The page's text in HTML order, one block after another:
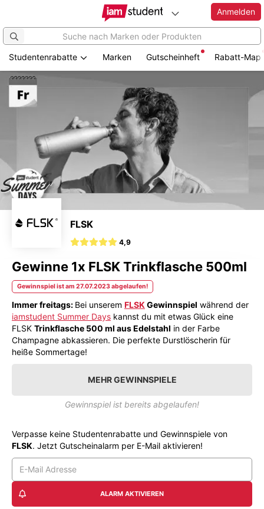
Zum
Hauptinhalt
springen
Anmelden
Studentenrabatte Marken Gutscheinheft Rabatt-Map
FLSK
4,9
Gewinne 1x FLSK Trinkflasche 500ml
Gewinnspiel ist am 27.07.2023 abgelaufen!
Immer freitags: Bei unserem FLSK Gewinnspiel während der
iamstudent Summer Days kannst du mit etwas Glück eine
FLSK Trinkflasche 500 ml aus Edelstahl in der Farbe
Champagne abkassieren. Die perfekte Durstlöscherin für
heiße Sommertage!
MEHR GEWINNSPIELE
Gewinnspiel ist bereits abgelaufen!
Verpasse keine Studentenrabatte und Gewinnspiele von
FLSK. Jetzt Gutscheinalarm per E-Mail aktivieren!
ALARM AKTIVIEREN